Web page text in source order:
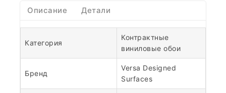
Описание Детали
Категория
Контрактные
виниловые обои
Бренд
Versa Designed
Surfaces